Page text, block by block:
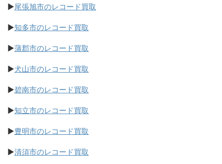
▶尾張旭市のレコード買取
▶知多市のレコード買取
▶蒲郡市のレコード買取
▶犬山市のレコード買取
▶碧南市のレコード買取
▶知立市のレコード買取
▶豊明市のレコード買取
▶清須市のレコード買取